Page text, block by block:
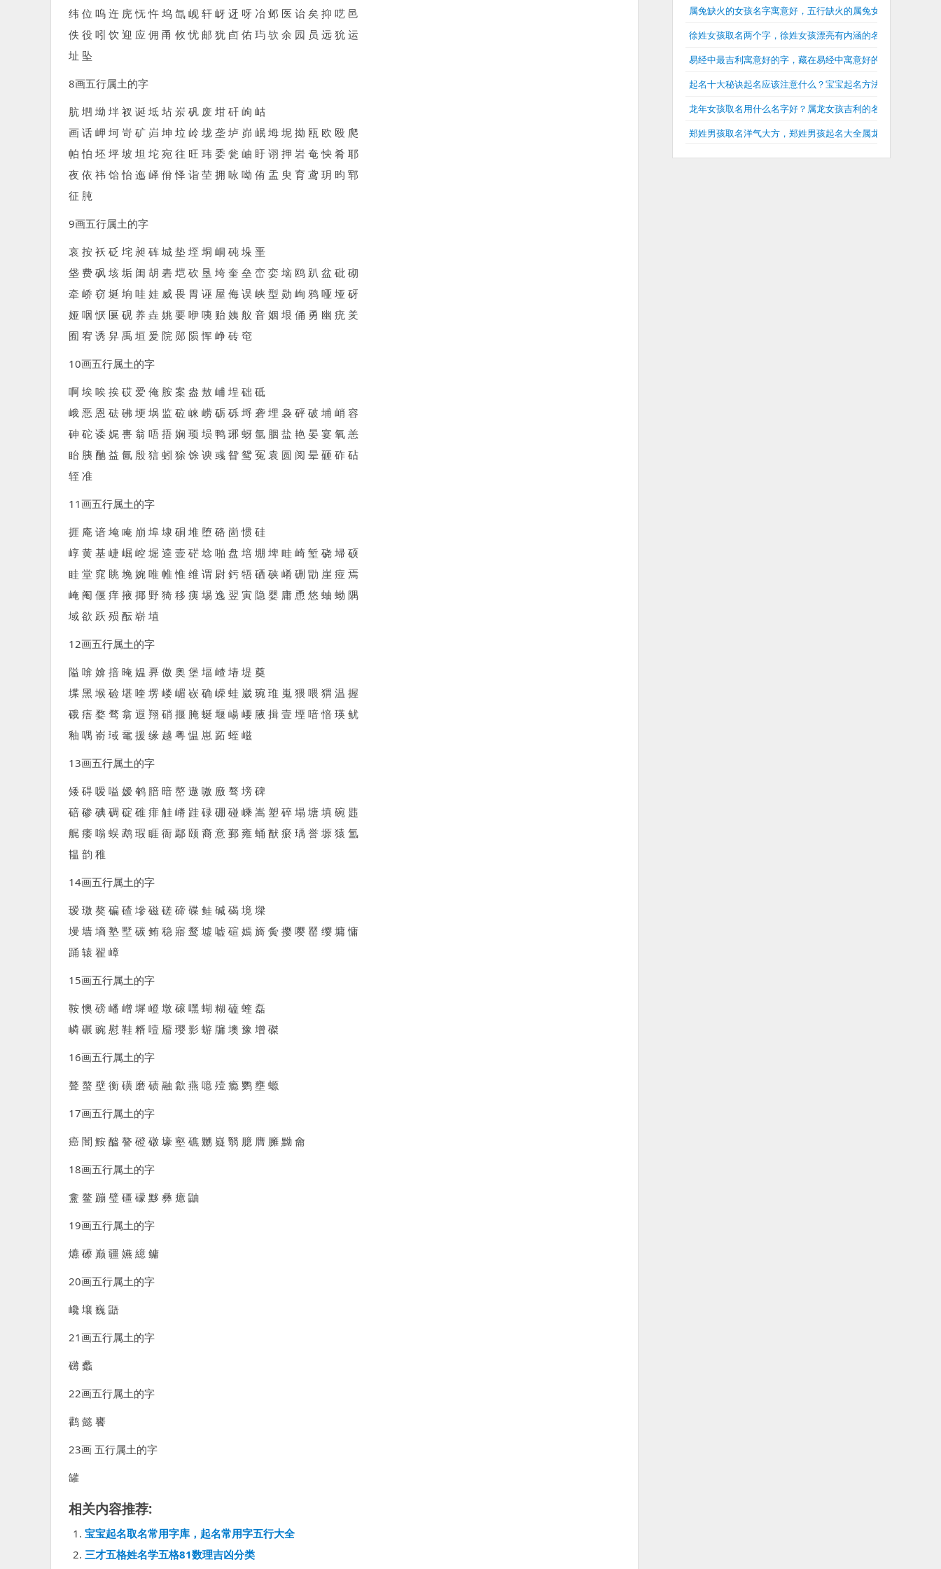
纬 位 呜 迕 庑 怃 忤 坞 氙 岘 轩 岈 迓 呀 冶 邺 医 诒 矣 抑 呓 邑
佚 役 吲 饮 迎 应 佣 甬 攸 忧 邮 犹 卣 佑 玙 欤 余 园 员 远 狁 运
址 坠
8画五行属土的字
肮 垇 坳 坢 衩 诞 坻 坫 岽 矾 废 坩 矸 岣 岵
画 话 岬 坷 岢 矿 岿 坤 垃 岭 垅 垄 垆 峁 岷 坶 坭 拗 瓯 欧 殴 爬
帕 怕 坯 坪 坡 坦 坨 宛 往 旺 玮 委 瓮 岫 盱 诩 押 岩 奄 怏 肴 耶
夜 依 祎 饴 怡 迤 峄 佾 怿 诣 茔 拥 咏 呦 侑 盂 臾 育 鸢 玥 昀 郓
征 肫
9画五行属土的字
哀 按 袄 砭 垞 昶 砗 城 垫 垤 垌 峒 砘 垛 垩
垡 费 砜 垓 垢 闺 胡 砉 垲 砍 垦 垮 奎 垒 峦 娈 垴 鸥 趴 盆 砒 砌
牵 峤 窃 埏 垧 哇 娃 威 畏 胃 诬 屋 侮 误 峡 型 勋 峋 鸦 哑 垭 砑
娅 咽 恹 匽 砚 养 垚 姚 要 咿 咦 贻 姨 舣 音 姻 垠 俑 勇 幽 疣 羑
囿 宥 诱 舁 禹 垣 爰 院 郧 陨 恽 峥 砖 窀
10画五行属土的字
啊 埃 唉 挨 砹 爱 俺 胺 案 盎 敖 峬 埕 础 砥
峨 恶 恩 砝 砩 埂 埚 监 砬 崃 崂 砺 砾 埒 砻 埋 袅 砰 破 埔 峭 容
砷 砣 诿 娓 軎 翁 唔 捂 娴 顼 埙 鸭 琊 蚜 氩 胭 盐 艳 晏 宴 氧 恙
眙 胰 酏 益 氤 殷 狺 蚓 狳 馀 谀 彧 眢 鸳 冤 袁 圆 阅 晕 砸 砟 砧
轾 准
11画五行属土的字
捱 庵 谙 埯 唵 崩 埠 埭 硐 堆 堕 硌 崮 惯 硅
崞 黄 基 崨 崛 崆 堀 逵 壸 硭 埝 啪 盘 培 堋 埤 畦 崎 堑 硗 埽 硕
眭 堂 窕 眺 堍 婉 唯 帷 惟 维 谓 尉 釫 牾 硒 硖 崤 硎 勖 崖 痖 焉
崦 阉 偃 痒 掖 揶 野 猗 移 痍 埸 逸 翌 寅 隐 婴 庸 恿 悠 蚰 蚴 隅
域 欲 跃 殒 酝 崭 埴
12画五行属土的字
隘 啽 媕 揞 晻 媪 奡 傲 奥 堡 堛 嵖 堾 堤 奠
堞 黑 堠 硷 堪 喹 塄 嵝 嵋 嵚 确 嵘 蛙 崴 琬 琟 嵬 猥 喂 猬 温 握
硪 痦 婺 骛 翕 遐 翔 硝 揠 腌 蜒 堰 崵 崾 腋 揖 壹 堙 喑 愔 瑛 鱿
釉 喁 嵛 琙 鼋 援 缘 越 粤 愠 崽 跖 蛭 嵫
13画五行属土的字
矮 碍 嗳 嗌 嫒 鹌 腤 暗 嶅 遨 嗷 廒 骜 塝 碑
碚 碜 碘 碉 碇 碓 痱 觟 嵴 跬 碌 硼 碰 嵊 嵩 塑 碎 塌 塘 填 碗 韪
艉 痿 嗡 蜈 鹉 瑕 睚 衙 鄢 颐 裔 意 鄞 雍 蛹 猷 瘀 瑀 誉 塬 猿 氲
韫 韵 稚
14画五行属土的字
瑷 璈 獒 碥 碴 墋 磁 磋 碲 碟 鲑 碱 碣 境 墚
墁 墙 墒 塾 墅 碳 鲔 稳 寤 鹜 墟 嘘 碹 嫣 旖 夤 撄 嘤 罂 缨 墉 慵
踊 辕 翟 嶂
15画五行属土的字
鞍 懊 磅 嶓 嶒 墀 嶝 墩 磙 嘿 蝴 糊 磕 蝰 磊
嶙 碾 豌 慰 鞋 糈 噎 靥 璎 影 蝣 牖 墺 豫 增 磔
16画五行属土的字
聱 螯 壁 衡 磺 磨 碛 融 歙 燕 噫 殪 瘾 鹦 壅 螈
17画五行属土的字
癌 闇 鮟 醠 謷 磴 礅 壕 壑 礁 嬲 嶷 翳 臆 膺 臃 黝 龠
18画五行属土的字
盫 鳌 蹦 璧 礓 礞 黟 彝 癔 鼬
19画五行属土的字
爊 礤 巅 疆 嬿 繶 鳙
20画五行属土的字
巉 壤 巍 鼯
21画五行属土的字
礴 蠡
22画五行属土的字
鹳 懿 饔
23画 五行属土的字
罐
相关内容推荐:
宝宝起名取名常用字库，起名常用字五行大全
三才五格姓名学五格81数理吉凶分类
属兔缺火的女孩名字寓意好，五行缺火的属兔女孩名字大全
徐姓女孩取名两个字，徐姓女孩漂亮有内涵的名字
易经中最吉利寓意好的字，藏在易经中寓意好的名字
起名十大秘诀起名应该注意什么？宝宝起名方法有几种？
龙年女孩取名用什么名字好？属龙女孩吉利的名字大全
郑姓男孩取名洋气大方，郑姓男孩起名大全属龙